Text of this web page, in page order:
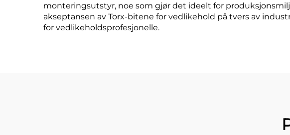
monteringsutstyr, noe som gjør det ideelt for
akseptansen av Torx-bitene for vedlikehold på tvers av
for vedlikeholdsprofesjonelle.